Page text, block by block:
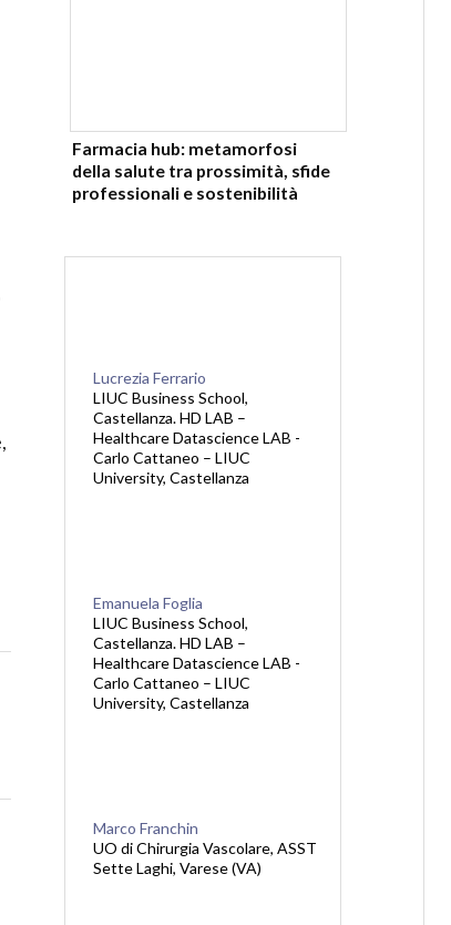
Farmacia hub: metamorfosi
della salute tra prossimità, sfide
professionali e sostenibilità
Lucrezia Ferrario
LIUC Business School,
Castellanza. HD LAB –
Healthcare Datascience LAB -
Carlo Cattaneo – LIUC
University, Castellanza
Emanuela Foglia
LIUC Business School,
Castellanza. HD LAB –
Healthcare Datascience LAB -
Carlo Cattaneo – LIUC
University, Castellanza
Marco Franchin
UO di Chirurgia Vascolare, ASST
Sette Laghi, Varese (VA)